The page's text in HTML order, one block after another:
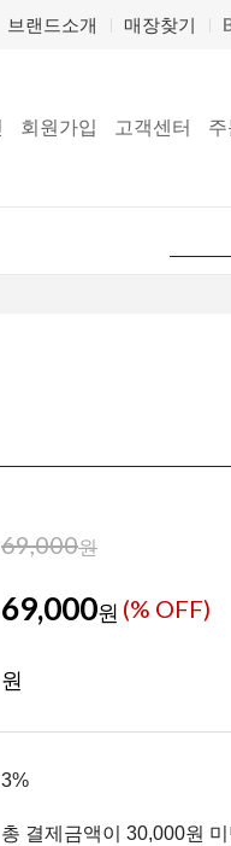
브랜드소개 매장찾기
회원가입 고객센터
69,000원
69,000원 (% OFF)
원
3%
총 결제금액이 30,000원